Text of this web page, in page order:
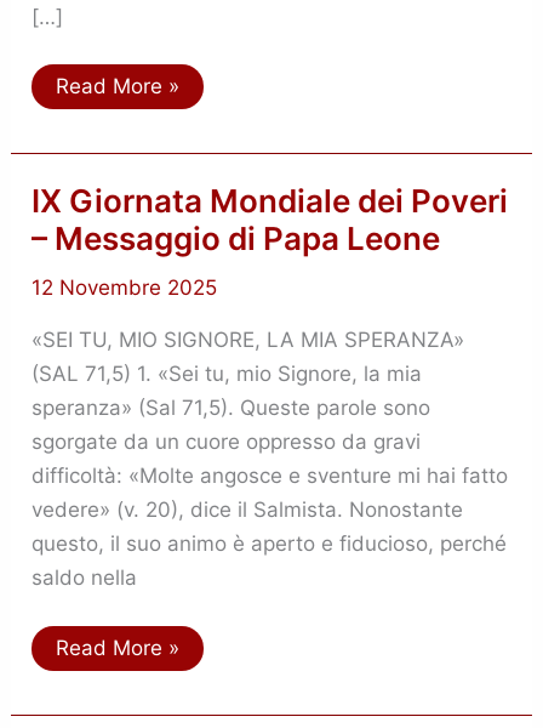
[…]
Read More »
IX Giornata Mondiale dei Poveri
– Messaggio di Papa Leone
12 Novembre 2025
«SEI TU, MIO SIGNORE, LA MIA SPERANZA»
(SAL 71,5) 1. «Sei tu, mio Signore, la mia
speranza» (Sal 71,5). Queste parole sono
sgorgate da un cuore oppresso da gravi
difficoltà: «Molte angosce e sventure mi hai fatto
vedere» (v. 20), dice il Salmista. Nonostante
questo, il suo animo è aperto e fiducioso, perché
saldo nella
IX
Giornata
Mondiale
dei
Poveri
–
di
Leone
Read More »